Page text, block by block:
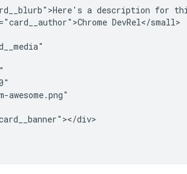
a description for
DevRel</small>
awesome.png"
div>